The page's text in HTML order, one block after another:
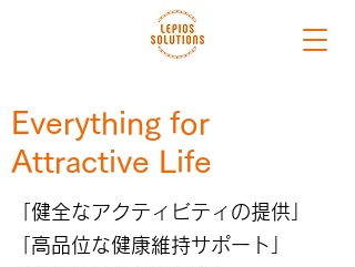
Everything for
Attractive Life
「健全なアクティビティの提供」
「高品位な健康維持サポート」